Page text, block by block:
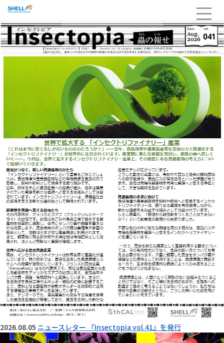
HOME
当社の強み・品質
サービスライン
採用
お問い合わせ
2026.08.05 ニュースレター 『Insectopia vol.41』を発行